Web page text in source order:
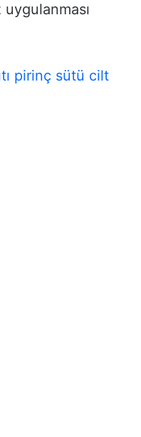
pirinç sütü cilt